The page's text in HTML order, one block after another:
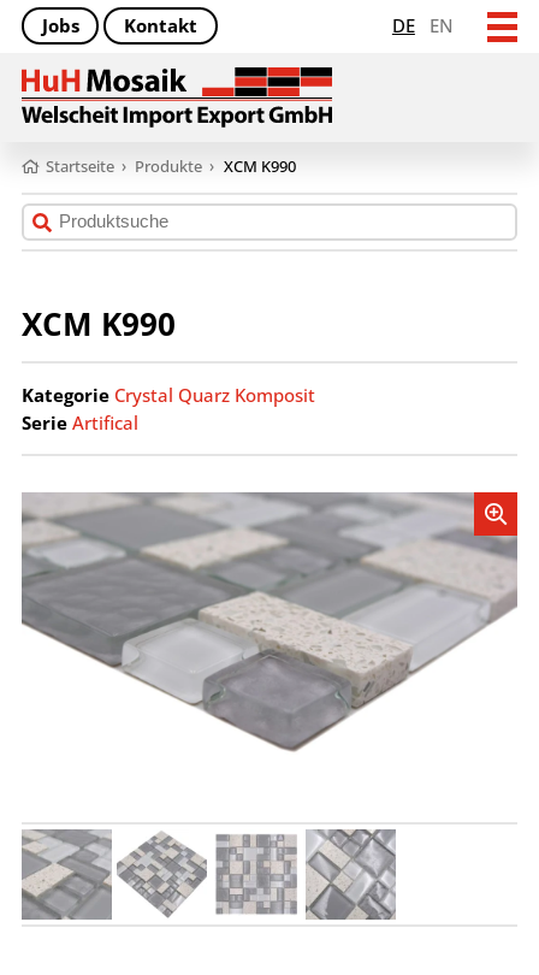
DE EN
Jobs Kontakt
Startseite › Produkte › XCM K990
XCM K990
Kategorie Crystal Quarz Komposit
Serie Artifical